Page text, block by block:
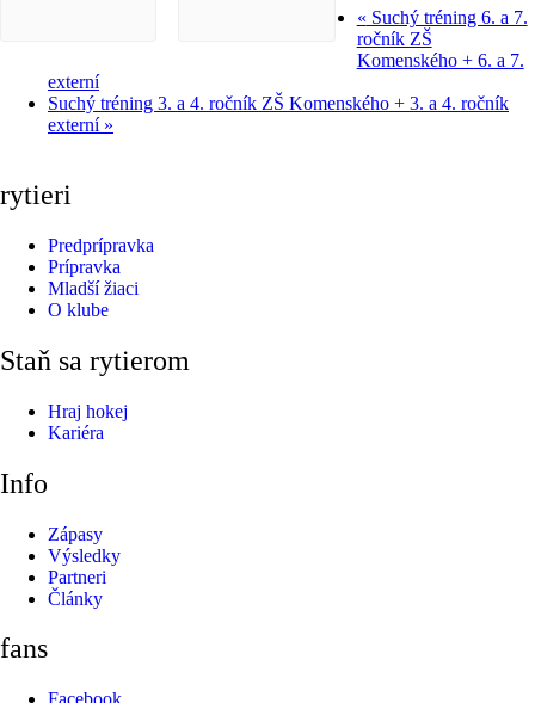
« Suchý tréning 6. a 7.
ročník ZŠ
Komenského + 6. a 7.
externí
Suchý tréning 3. a 4. ročník ZŠ Komenského + 3. a 4. ročník
externí »
rytieri
Predprípravka
Prípravka
Mladší žiaci
O klube
Staň sa rytierom
Hraj hokej
Kariéra
Info
Zápasy
Výsledky
Partneri
Články
fans